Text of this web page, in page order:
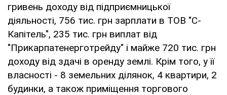
гривень доходу від підприємницької
діяльності, 756 тис. грн зарплати в ТОВ "С-
Капітель", 235 тис. грн виплат від
"Прикарпатенерготрейду" і майже 720 тис. грн
доходу від здачі в оренду землі. Крім того, у її
власності - 8 земельних ділянок, 4 квартири, 2
будинки, а також приміщення торгового